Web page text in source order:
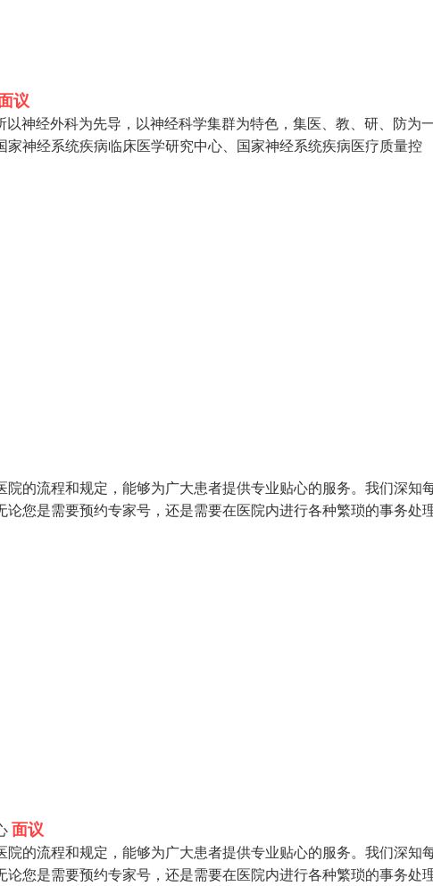
议
神经外科为先导，以神经科学集群为特色，集医、教、研、防为
神经系统疾病临床医学研究中心、国家神经系统疾病医疗质量控
的流程和规定，能够为广大患者提供专业贴心的服务。我们深知
您是需要预约专家号，还是需要在医院内进行各种繁琐的事务处
面议
的流程和规定，能够为广大患者提供专业贴心的服务。我们深知
您是需要预约专家号，还是需要在医院内进行各种繁琐的事务处